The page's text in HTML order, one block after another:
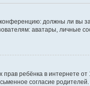
должны ли вы
аватары, личные
ребёнка в интернете
согласие